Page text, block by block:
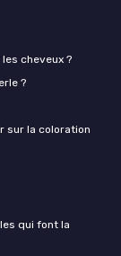
cheveux ?
?
sur la coloration
qui font la